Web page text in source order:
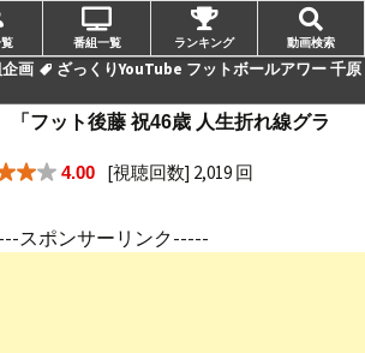
画
ざっくりYouTube フットボールアワー 千原
フット後藤 祝46歳 人生折れ線グラ
4.00 [視聴回数] 2,019 回
スポンサーリンク-----
番組一覧 ランキング 動画検索